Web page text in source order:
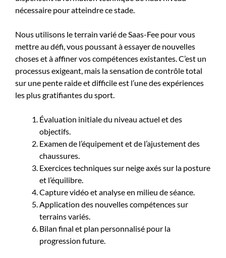
nécessaire pour atteindre ce stade.
Nous utilisons le terrain varié de Saas-Fee pour vous
mettre au défi, vous poussant à essayer de nouvelles
choses et à affiner vos compétences existantes. C’est un
processus exigeant, mais la sensation de contrôle total
sur une pente raide et difficile est l’une des expériences
les plus gratifiantes du sport.
Évaluation initiale du niveau actuel et des
objectifs.
Examen de l’équipement et de l’ajustement des
chaussures.
Exercices techniques sur neige axés sur la posture
et l’équilibre.
Capture vidéo et analyse en milieu de séance.
Application des nouvelles compétences sur
terrains variés.
Bilan final et plan personnalisé pour la
progression future.